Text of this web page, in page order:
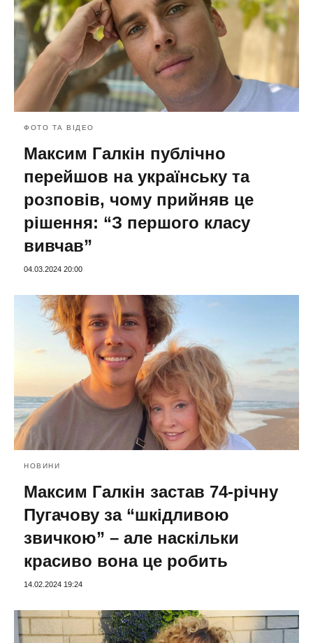
ФОТО ТА ВІДЕО
Максим Галкін публічно
перейшов на українську та
розповів, чому прийняв це
рішення: “З першого класу
вивчав”
04.03.2024 20:00
НОВИНИ
Максим Галкін застав 74-річну
Пугачову за “шкідливою
звичкою” – але наскільки
красиво вона це робить
14.02.2024 19:24